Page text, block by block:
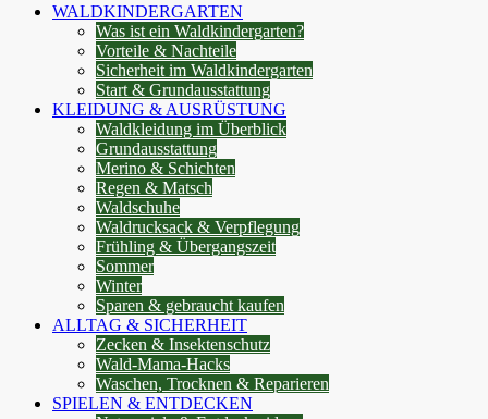
WALDKINDERGARTEN
Was ist ein Waldkindergarten?
Vorteile & Nachteile
Sicherheit im Waldkindergarten
Start & Grundausstattung
KLEIDUNG & AUSRÜSTUNG
Waldkleidung im Überblick
Grundausstattung
Merino & Schichten
Regen & Matsch
Waldschuhe
Waldrucksack & Verpflegung
Frühling & Übergangszeit
Sommer
Winter
Sparen & gebraucht kaufen
ALLTAG & SICHERHEIT
Zecken & Insektenschutz
Wald-Mama-Hacks
Waschen, Trocknen & Reparieren
SPIELEN & ENTDECKEN